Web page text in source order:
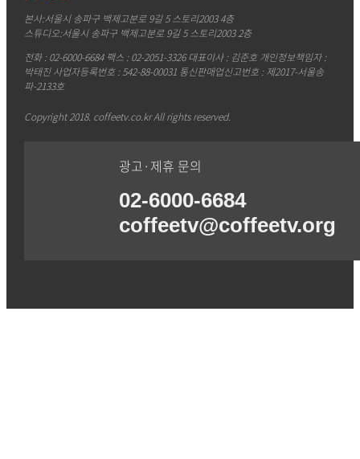
본사:서울시 송파구 백제고분로 9길 5 스토리2003 4층
스튜디오:서울시 송파구 백제고분로 9길 5 스토리2003 2층
전화 : 02-6000-6684 팩스 : 02-2051-3326 대표이사 : 김준호 개인정보책임자 :
박태진 사업자등록번호 : 542-88-00031 통신판매업신고번호 : 제2017-서울송
파-2133호
Copyright 2018. coffeetv.co.kr All rights reserved.
광고·제휴 문의
02-6000-6684
coffeetv@coffeetv.org